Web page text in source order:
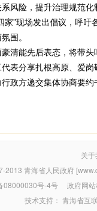
风险，提升治理规范化
”现场发出倡议，呼吁
围。
能先后表态，将带头
表分享扎根高原、爱
方递交集体协商要约
关于
2013 青海省人民政府
08000030号-4号政府网站
技术支持： 青海省互